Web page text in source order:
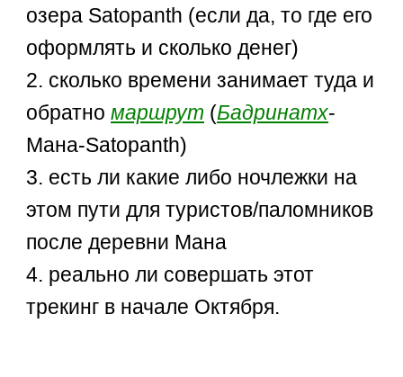
озера Satopanth (если да, то где его
оформлять и сколько денег)
2. сколько времени занимает туда и
обратномаршрут (Бадринатх-
Мана-Satopanth)
3. есть ли какие либо ночлежки на
этом пути для туристов/паломников
после деревни Мана
4. реально ли совершать этот
трекинг в начале Октября.